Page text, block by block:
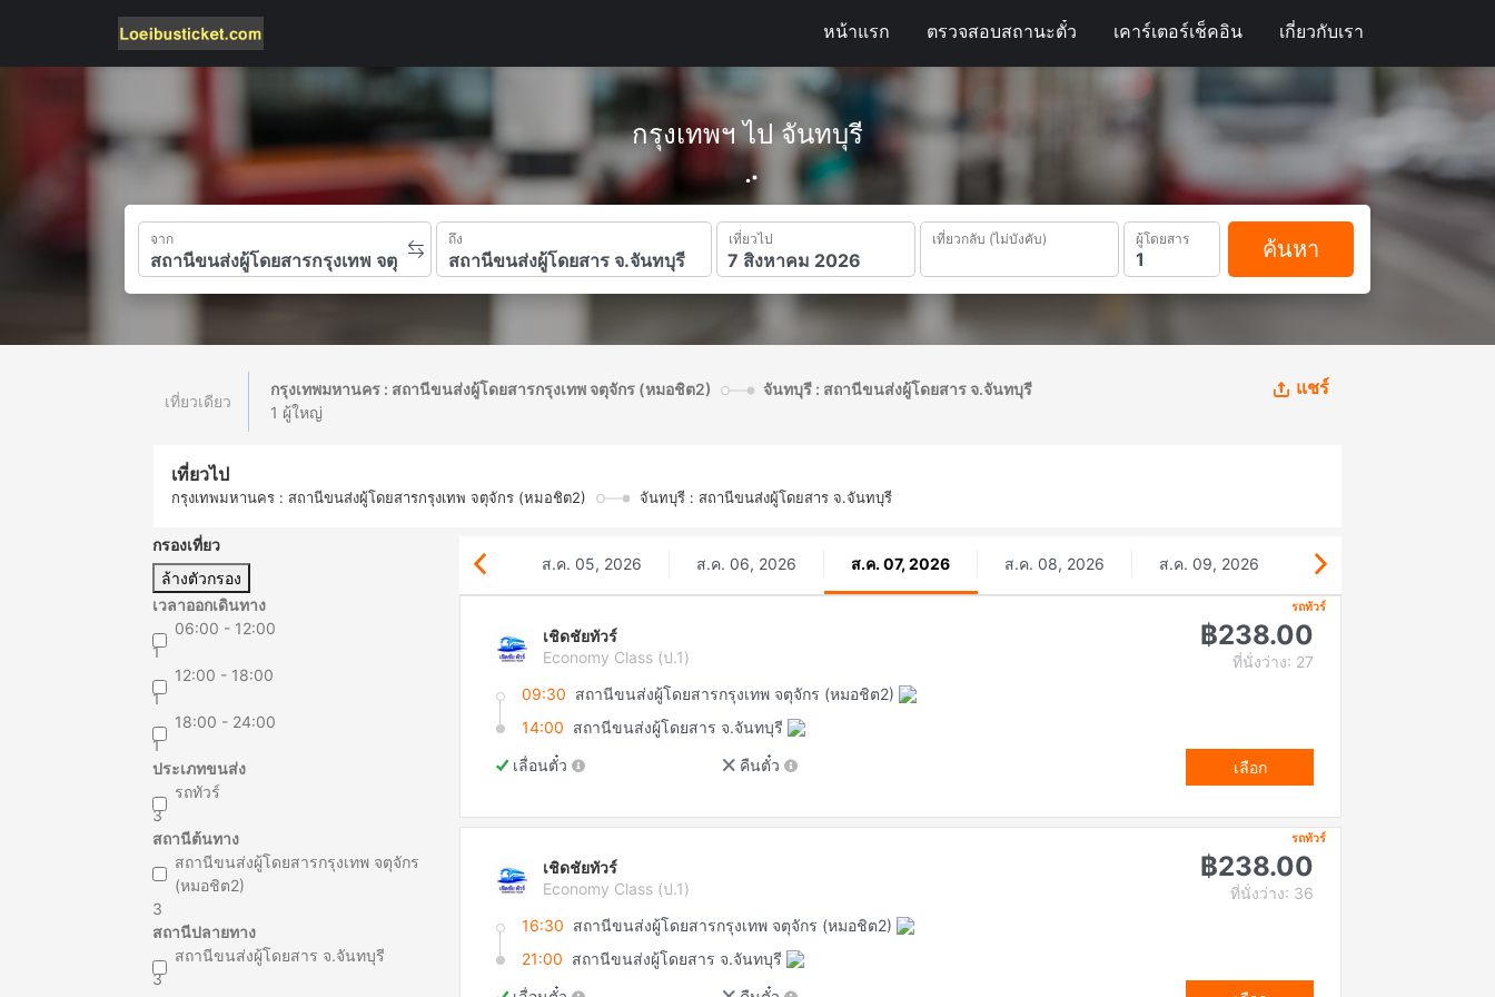
กรุงเทพฯ ไป จันทบุรี
จาก ถึง เที่ยวไป เที่ยวกลับ (ไม่บังคับ) ผู้โดยสาร ค้นหา
หน้าแรก ตรวจสอบสถานะตั๋ว เคาร์เตอร์เช็คอิน เกี่ยวกับเรา
เที่ยวเดียว
กรุงเทพมหานคร : สถานีขนส่งผู้โดยสารกรุงเทพ จตุจักร (หมอชิต2)
จันทบุรี : สถานีขนส่งผู้โดยสาร จ.จันทบุรี
1 ผู้ใหญ่
แชร์
เที่ยวไป
กรุงเทพมหานคร : สถานีขนส่งผู้โดยสารกรุงเทพ จตุจักร (หมอชิต2) จันทบุรี : สถานีขนส่งผู้โดยสาร จ.จันทบุรี
กรองเที่ยว
ล้างตัวกรอง
เวลาออกเดินทาง
06:00 - 12:00
1
12:00 - 18:00
1
18:00 - 24:00
1
ประเภทขนส่ง
รถทัวร์
3
สถานีต้นทาง
สถานีขนส่งผู้โดยสารกรุงเทพ จตุจักร
(หมอชิต2)
3
สถานีปลายทาง
สถานีขนส่งผู้โดยสาร จ.จันทบุรี
3
ส.ค. 05, 2026 ส.ค. 06, 2026 ส.ค. 07, 2026 ส.ค. 08, 2026 ส.ค. 09, 2026
รถทัวร์
เชิดชัยทัวร์
Economy Class (ป.1)
฿238.00
ที่นั่งว่าง: 27
09:30 สถานีขนส่งผู้โดยสารกรุงเทพ จตุจักร (หมอชิต2)
14:00 สถานีขนส่งผู้โดยสาร จ.จันทบุรี
เลื่อนตั๋ว
คืนตั๋ว เลือก
รถทัวร์
เชิดชัยทัวร์
Economy Class (ป.1)
฿238.00
ที่นั่งว่าง: 36
16:30 สถานีขนส่งผู้โดยสารกรุงเทพ จตุจักร (หมอชิต2)
21:00 สถานีขนส่งผู้โดยสาร จ.จันทบุรี